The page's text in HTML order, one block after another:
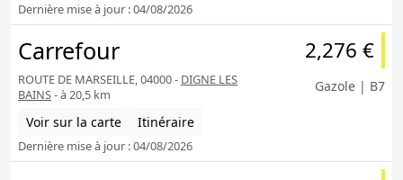
Dernière mise à jour : 04/08/2026
Carrefour
ROUTE DE MARSEILLE, 04000 - DIGNE LES
BAINS- à 20,5 km
Voir sur la carte Itinéraire
Dernière mise à jour : 04/08/2026
2,276 €
Gazole | B7